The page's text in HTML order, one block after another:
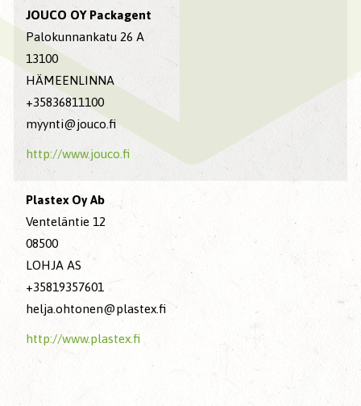
JOUCO OY Packagent
Palokunnankatu 26 A
13100
HÄMEENLINNA
+35836811100
myynti@jouco.fi
http://www.jouco.fi
Plastex Oy Ab
Venteläntie 12
08500
LOHJA AS
+35819357601
helja.ohtonen@plastex.fi
http://www.plastex.fi